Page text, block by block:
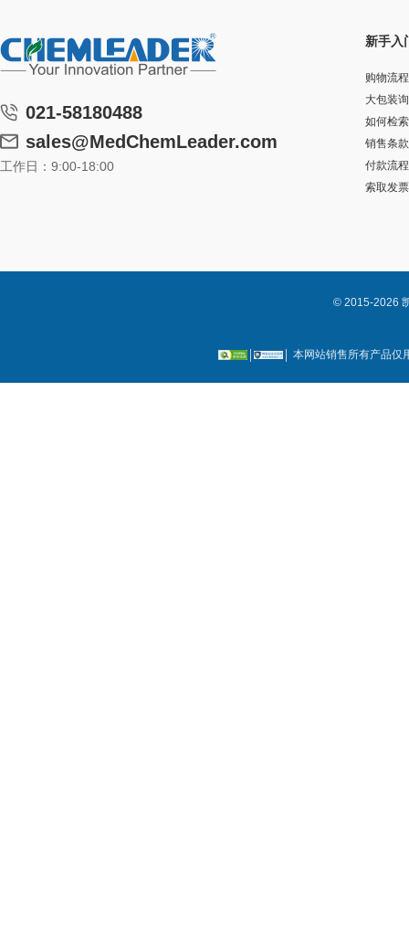
021-58180488
sales@MedChemLeader.com
工作日：9:00-18:00
新手入
购物流程
大包装
如何检索
销售条款
付款流程
索取发票
© 2015-2026
本网站销售所有产品仅